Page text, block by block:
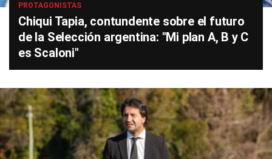
PROTAGONISTAS
Chiqui Tapia, contundente sobre el futuro
de la Selección argentina: "Mi plan A, B y C
es Scaloni"